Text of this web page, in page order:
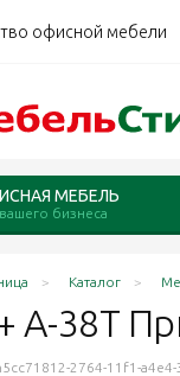
офисной мебели
МЕБЕЛЬ
бизнеса
Каталог
А-38Т
2764-11f1-